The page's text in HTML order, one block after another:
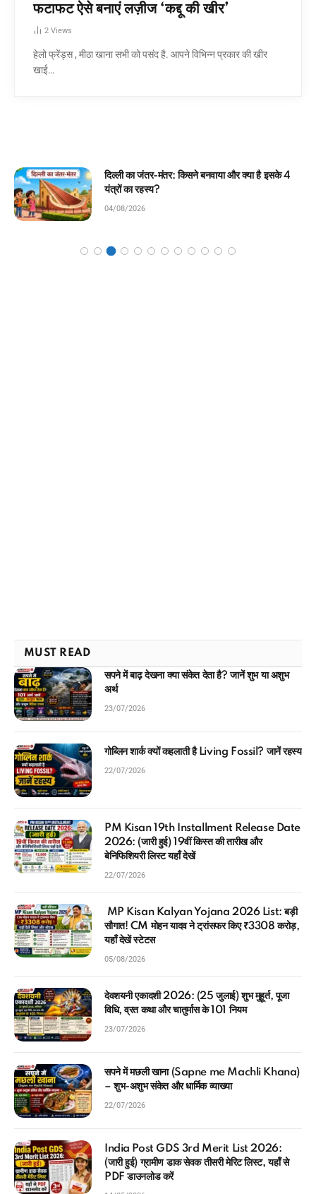
फटाफट ऐसे बनाएं लज़ीज ‘कद्दू की खीर’
2 Views
हेलो फ्रेंड्स , मीठा खाना सभी को पसंद है. आपने विभिन्न प्रकार की खीर
खाई…
और क्या है इसके 4
घमंडी मोर और समझदार चिड़िया:
MUST READ
सपने में बाढ़ देखना क्या संकेत देता है? जानें शुभ या अशुभ
अर्थ
23/07/2026
गोब्लिन शार्क क्यों कहलाती है Living Fossil? जानें रहस्य
22/07/2026
PM Kisan 19th Installment Release Date
2026: (जारी हुई) 19वीं किस्त की तारीख और
बेनिफिशियरी लिस्ट यहाँ देखें
22/07/2026
MP Kisan Kalyan Yojana 2026 List: बड़ी
सौगात! CM मोहन यादव ने ट्रांसफर किए ₹3308 करोड़,
यहाँ देखें स्टेटस
05/08/2026
देवशयनी एकादशी 2026: (25 जुलाई) शुभ मुहूर्त, पूजा
विधि, व्रत कथा और चातुर्मास के 101 नियम
23/07/2026
सपने में मछली खाना (Sapne me Machli Khana)
– शुभ-अशुभ संकेत और धार्मिक व्याख्या
22/07/2026
India Post GDS 3rd Merit List 2026:
(जारी हुई) ग्रामीण डाक सेवक तीसरी मेरिट लिस्ट, यहाँ से
PDF डाउनलोड करें